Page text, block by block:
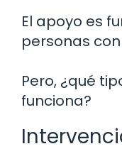
El apoyo es
personas
Pero, ¿qué
funciona?